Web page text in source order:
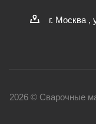
г. Москва ,
2026 © Сварочные